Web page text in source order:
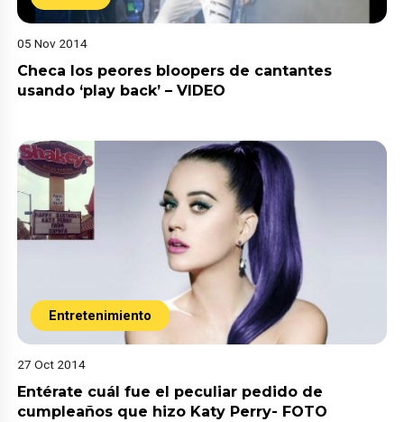
05 Nov 2014
Checa los peores bloopers de cantantes
usando ‘play back’ – VIDEO
Entretenimiento
27 Oct 2014
Entérate cuál fue el peculiar pedido de
cumpleaños que hizo Katy Perry- FOTO